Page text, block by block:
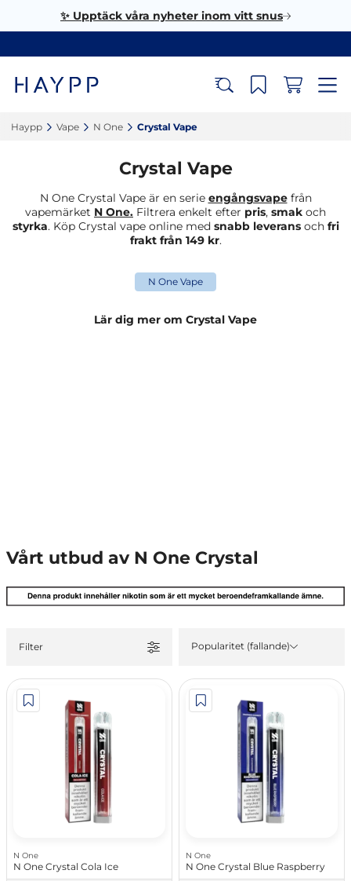
✨ Upptäck våra nyheter inom vitt snus
Haypp‎ Vape‎ N One‎ Crystal Vape‎
Crystal Vape
N One Crystal Vape är en serie engångsvapefrån
vapemärket N One. Filtrera enkelt efter pris, smak och
styrka. Köp Crystal vape online med snabb leveransoch fri
frakt från 149 kr.
N One Vape
Lär dig mer om Crystal Vape
Vårt utbud av N One Crystal
Filter Popularitet (fallande)
N One
N One Crystal Cola Ice
N One
N One Crystal Blue Raspberry